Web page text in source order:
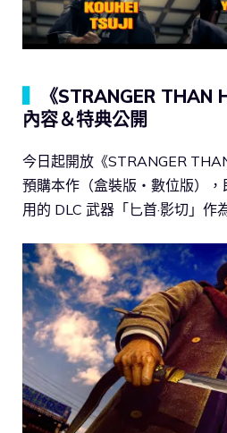
《STRANGER THAN
內容＆特典公開
今日起開放《STRANGER
預購本作（盒裝版・數位版）
用的 DLC 武器「匕首·影切」作